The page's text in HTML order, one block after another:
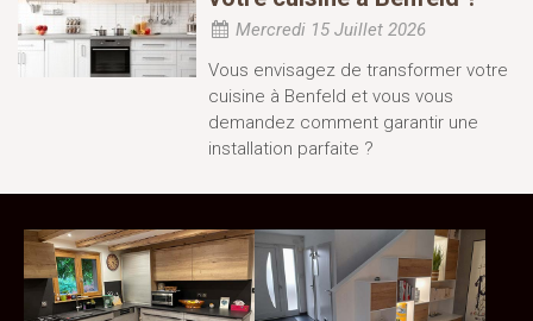
Mercredi 15 Juillet 2026
Vous envisagez de transformer votre
cuisine à Benfeld et vous vous
demandez comment garantir une
installation parfaite ?